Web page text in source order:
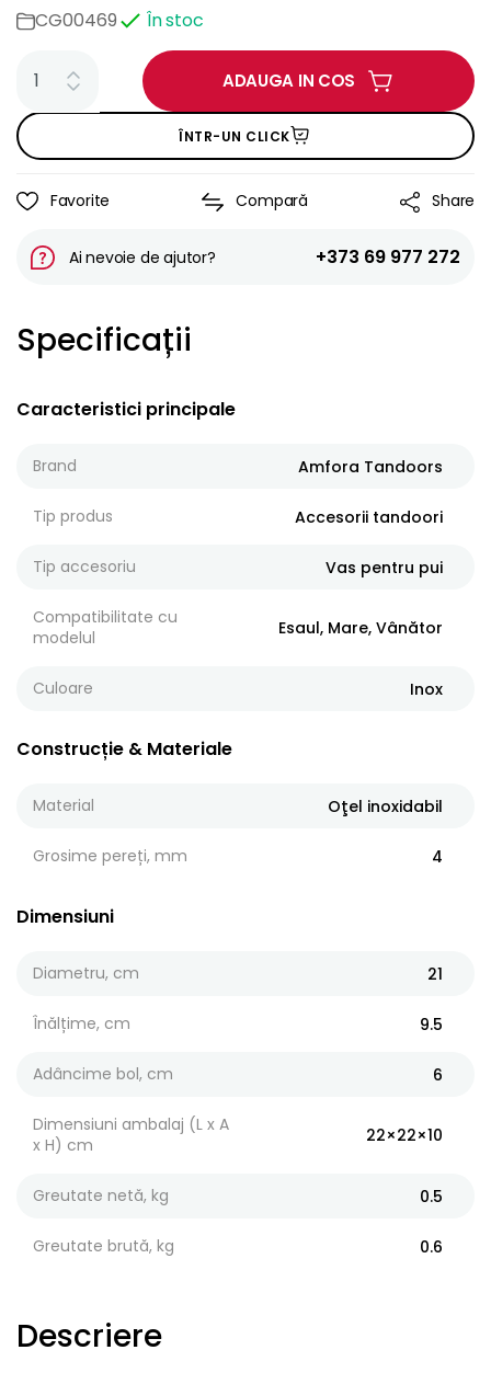
CG00469 În stoc
ADAUGA IN COS
ÎNTR-UN CLICK
Favorite Compară Share
Ai nevoie de ajutor? +373 69 977 272
Specificații
Caracteristici principale
Brand Amfora Tandoors
Tip produs Accesorii tandoori
Tip accesoriu Vas pentru pui
Compatibilitate cu
modelul
Esaul, Mare, Vânător
Culoare Inox
Construcție & Materiale
Material Oţel inoxidabil
Grosime pereți, mm 4
Dimensiuni
Diametru, cm 21
Înălțime, cm 9.5
Adâncime bol, cm 6
Dimensiuni ambalaj (L x A
x H) cm
22×22×10
Greutate netă, kg 0.5
Greutate brută, kg 0.6
Descriere